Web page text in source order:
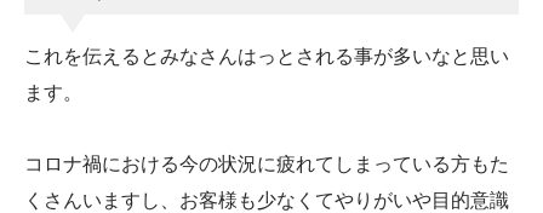
これを伝えるとみなさんはっとされる事が多いなと思い
ます。
コロナ禍における今の状況に疲れてしまっている方もた
くさんいますし、お客様も少なくてやりがいや目的意識